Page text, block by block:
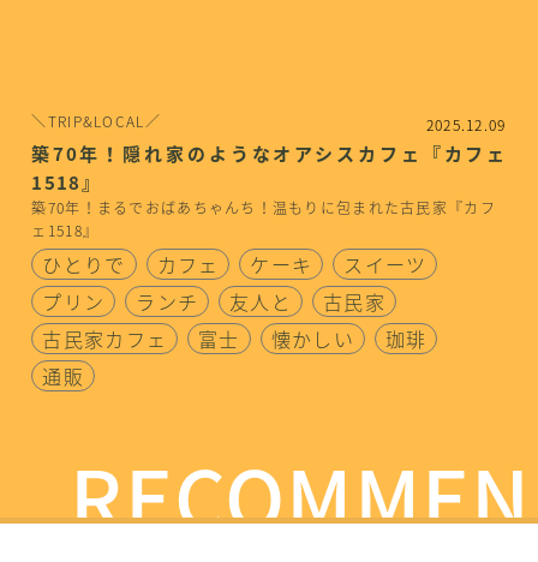
＼TRIP&LOCAL／ 2025.12.09
築70年！隠れ家のようなオアシスカフェ『カフェ
1518』
築70年！まるでおばあちゃんち！温もりに包まれた古民家『カフ
ェ1518』
ひとりで カフェ ケーキ
スイーツ
プリン
ランチ 友人と
古民家
古民家カフェ
富士 懐かしい
珈琲
通販